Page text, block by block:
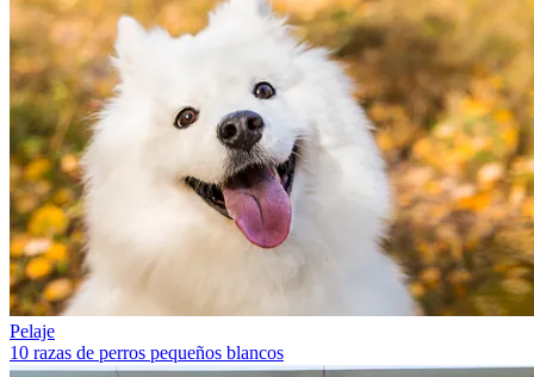
Pelaje
10 razas de perros pequeños blancos